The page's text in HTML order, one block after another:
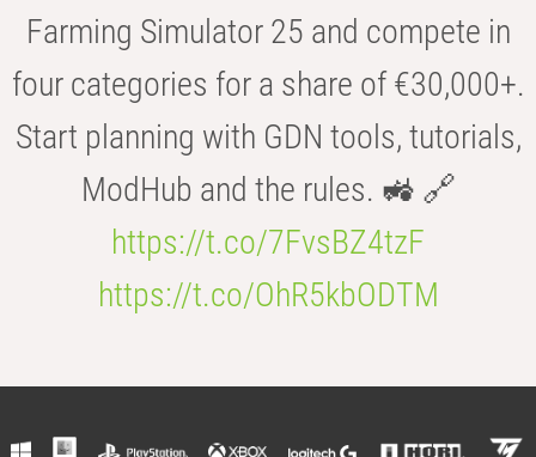
Farming Simulator 25 and compete in
four categories for a share of €30,000+.
Start planning with GDN tools, tutorials,
ModHub and the rules. 🚜 🔗
https://t.co/7FvsBZ4tzF
https://t.co/OhR5kbODTM